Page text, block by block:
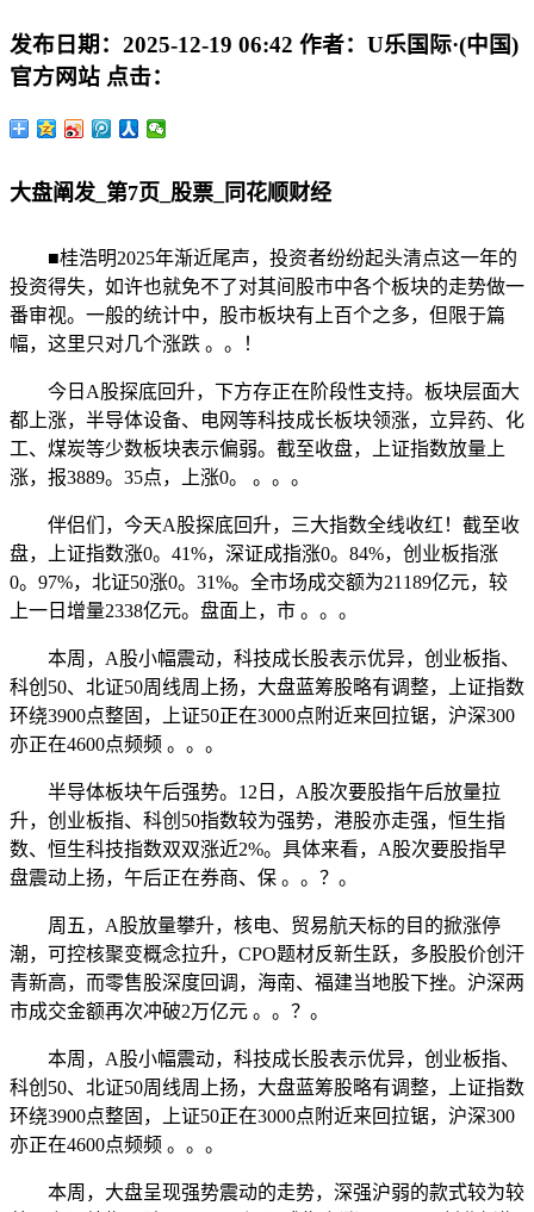
发布日期： 2025-12-19 06:42 作者： U乐国际·(中国)
官方网站 点击：
大盘阐发_第7页_股票_同花顺财经
■桂浩明2025年渐近尾声，投资者纷纷起头清点这一年的
投资得失，如许也就免不了对其间股市中各个板块的走势做一
番审视。一般的统计中，股市板块有上百个之多，但限于篇
幅，这里只对几个涨跌 。。！
今日A股探底回升，下方存正在阶段性支持。板块层面大
都上涨，半导体设备、电网等科技成长板块领涨，立异药、化
工、煤炭等少数板块表示偏弱。截至收盘，上证指数放量上
涨，报3889。35点，上涨0。 。。。
伴侣们，今天A股探底回升，三大指数全线收红！截至收
盘，上证指数涨0。41%，深证成指涨0。84%，创业板指涨
0。97%，北证50涨0。31%。全市场成交额为21189亿元，较
上一日增量2338亿元。盘面上，市 。。。
本周，A股小幅震动，科技成长股表示优异，创业板指、
科创50、北证50周线周上扬，大盘蓝筹股略有调整，上证指数
环绕3900点整固，上证50正在3000点附近来回拉锯，沪深300
亦正在4600点频频 。。。
半导体板块午后强势。12日，A股次要股指午后放量拉
升，创业板指、科创50指数较为强势，港股亦走强，恒生指
数、恒生科技指数双双涨近2%。具体来看，A股次要股指早
盘震动上扬，午后正在券商、保 。。？。
周五，A股放量攀升，核电、贸易航天标的目的掀涨停
潮，可控核聚变概念拉升，CPO题材反新生跃，多股股价创汗
青新高，而零售股深度回调，海南、福建当地股下挫。沪深两
市成交金额再次冲破2万亿元 。。？。
本周，A股小幅震动，科技成长股表示优异，创业板指、
科创50、北证50周线周上扬，大盘蓝筹股略有调整，上证指数
环绕3900点整固，上证50正在3000点附近来回拉锯，沪深300
亦正在4600点频频 。。。
本周，大盘呈现强势震动的走势，深强沪弱的款式较为较